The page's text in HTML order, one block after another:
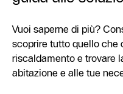
Vuoi saperne di più?
scoprire tutto quello che
riscaldamento e trovare
abitazione e alle tue